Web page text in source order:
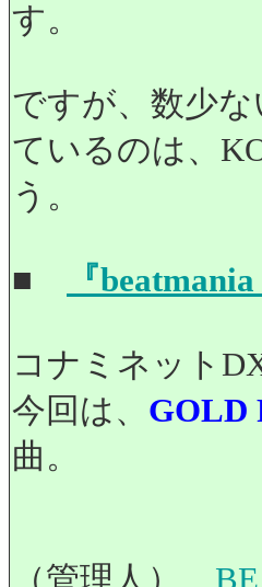
す。
ですが、数少
ているのは、
う。
■ 『
コナミネット
今回は、 GOLD
曲。
（管理人）